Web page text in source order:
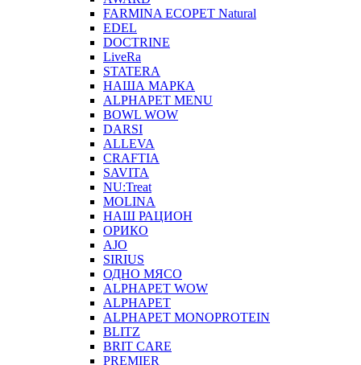
FARMINA ECOPET Natural
EDEL
DOCTRINE
LiveRa
STATERA
НАША МАРКА
ALPHAPET MENU
BOWL WOW
DARSI
ALLEVA
CRAFTIA
SAVITA
NU:Treat
MOLINA
НАШ РАЦИОН
ОРИКО
AJO
SIRIUS
ОДНО МЯСО
ALPHAPET WOW
ALPHAPET
ALPHAPET MONOPROTEIN
BLITZ
BRIT CARE
PREMIER